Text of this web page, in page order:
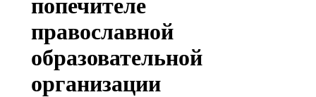
попечителе
православной
образовательной
организации